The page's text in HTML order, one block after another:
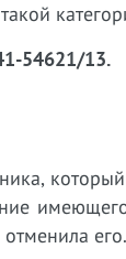
54621/13.
его.